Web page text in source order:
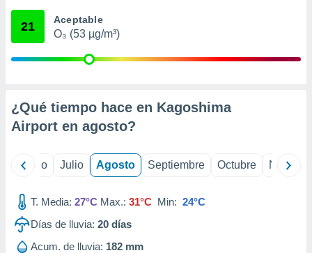
e
publicidad
1199
21 Aceptable
O₃ (53 µg/m³)
¿Qué tiempo hace en Kagoshima
Airport en agosto?
Junio Julio Agosto Septiembre Octubre
T. Media: 27°C Max.: 31°C Min: 24°C
Días de lluvia: 20 días
Acum. de lluvia: 182 mm